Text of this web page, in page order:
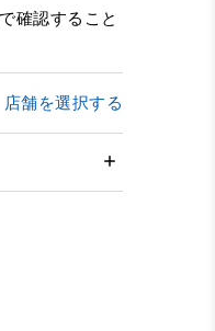
確認すること
店舗を選択する